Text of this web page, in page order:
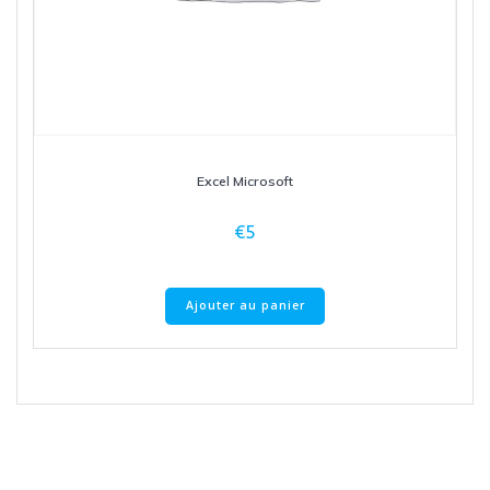
Excel Microsoft
€5
Ajouter au panier